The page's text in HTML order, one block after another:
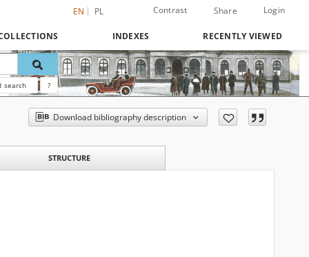
EN PL Contrast Share Login
INDEXES RECENTLY VIEWED
search ?
Download bibliography description
STRUCTURE